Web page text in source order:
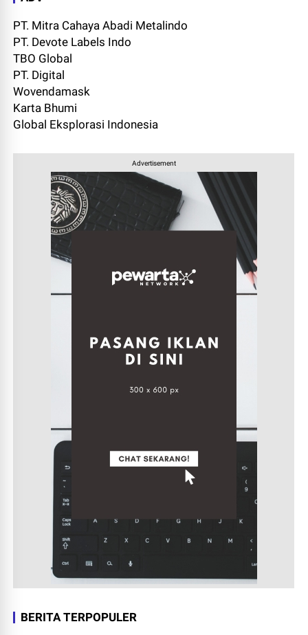
PT. Mitra Cahaya Abadi Metalindo
PT. Devote Labels Indo
TBO Global
PT. Digital
Wovendamask
Karta Bhumi
Global Eksplorasi Indonesia
Advertisement
BERITA TERPOPULER